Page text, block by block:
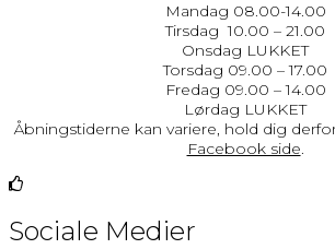
Mandag 08.00-14.00
Tirsdag 10.00 – 21.00
Onsdag LUKKET
Torsdag 09.00 – 17.00
Fredag 09.00 – 14.00
Lørdag LUKKET
Åbningstiderne kan variere, hold dig
Facebook side.
Sociale Medier